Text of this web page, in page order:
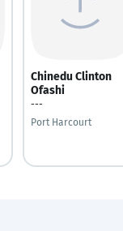
Chinedu Clinton
Ofashi
---
Port Harcourt